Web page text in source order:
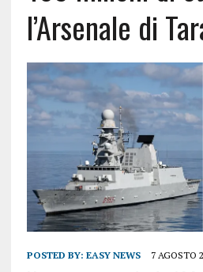
l’Arsenale di
POSTED BY: EASY NEWS 7 AGOSTO